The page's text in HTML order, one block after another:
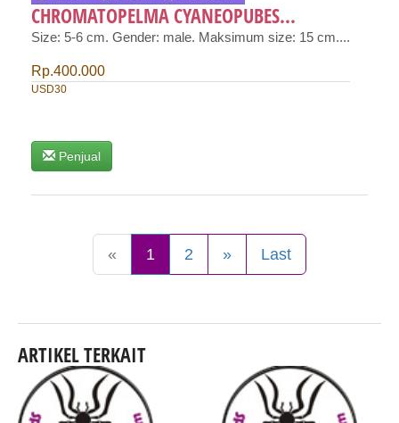
CHROMATOPELMA CYANEOPUBES...
Size: 5-6 cm. Gender: male. Maksimum size: 15 cm....
Rp.400.000
USD30
Penjual
« 1 2 » Last
ARTIKEL TERKAIT